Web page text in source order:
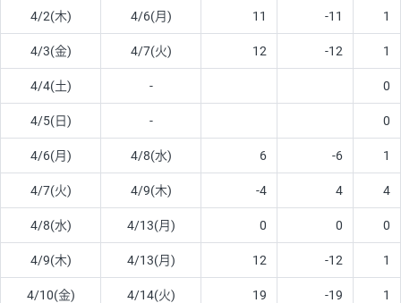
4/2(木) 4/6(月) 11 -11 1
4/3(金) 4/7(火) 12 -12 1
4/4(土) - 0
4/5(日) - 0
4/6(月) 4/8(水) 6 -6 1
4/7(火) 4/9(木) -4 4 4
4/8(水) 4/13(月) 0 0 0
4/9(木) 4/13(月) 12 -12 1
4/10(金) 4/14(火) 19 -19 1